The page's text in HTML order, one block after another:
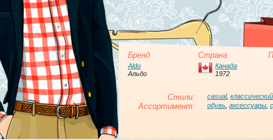
Бренд Страна
Aldo
Альдо
Канада
1972
Стили: casual, классический
Ассортимент: обувь аксессуары